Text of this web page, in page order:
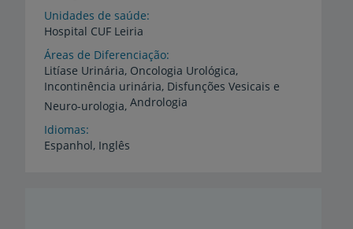
Unidades de saúde
Hospital CUF Leiria
Áreas de Diferenciação
Litíase Urinária, Oncologia Urológica,
Incontinência urinária, Disfunções Vesicais e
Neuro-urologia, Andrologia
Idiomas
Espanhol, Inglês